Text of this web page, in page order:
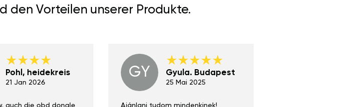
den Vorteilen unserer Produkte.
Pohl, heidekreis
21 Jan 2026
GY Gyula. Budapest
25 Mai 2025